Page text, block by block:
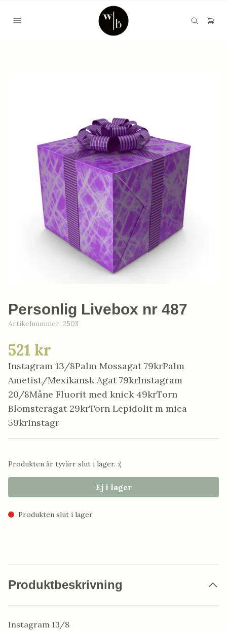
Personlig Livebox nr 487
Artikelnummer: 2503
521 kr
Instagram 13/8Palm Mossagat 79krPalm
Ametist/Mexikansk Agat 79krInstagram
20/8Måne Fluorit med knick 49krTorn
Blomsteragat 29krTorn Lepidolit m mica
59krInstagr
Produkten är tyvärr slut i lager. :(
Ej i lager
Produkten slut i lager
Produktbeskrivning
Instagram 13/8